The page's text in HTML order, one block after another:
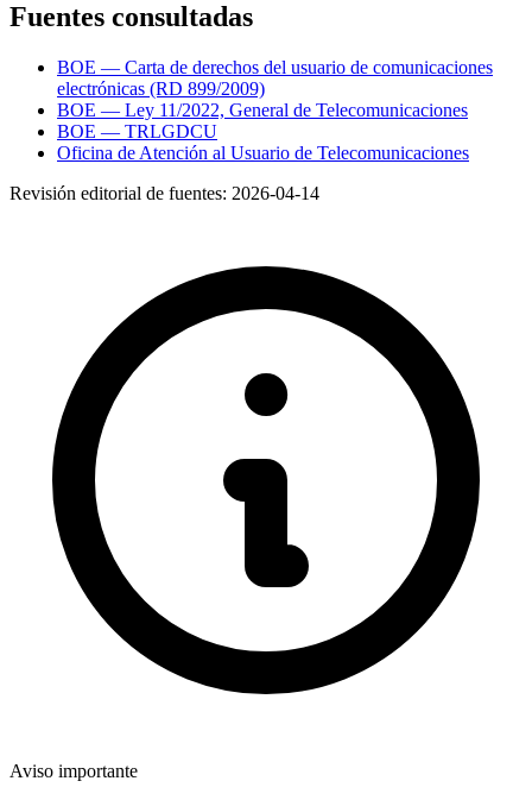
Fuentes consultadas
BOE — Carta de derechos del usuario de comunicaciones
electrónicas (RD 899/2009)
BOE — Ley 11/2022, General de Telecomunicaciones
BOE — TRLGDCU
Oficina de Atención al Usuario de Telecomunicaciones
Revisión editorial de fuentes: 2026-04-14
Aviso importante